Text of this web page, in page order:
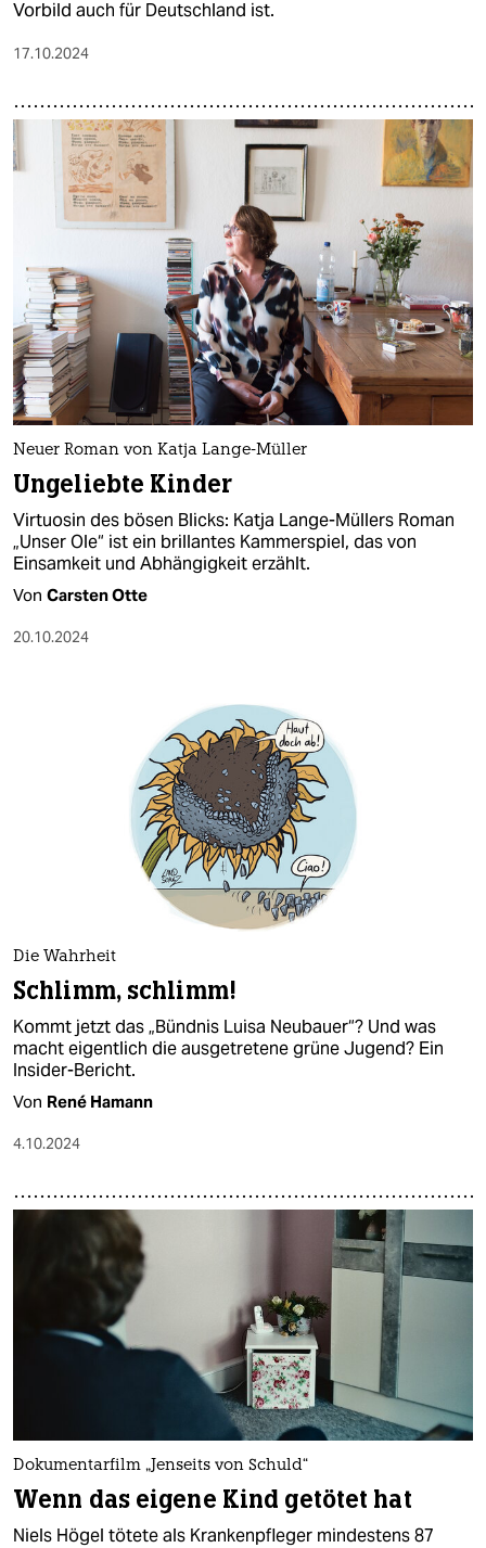
Vorbild auch für Deutschland ist.
17.10.2024
Neuer Roman von Katja Lange-Müller
Ungeliebte Kinder
Virtuosin des bösen Blicks: Katja Lange-Müllers Roman
„Unser Ole“ ist ein brillantes Kammerspiel, das von
Einsamkeit und Abhängigkeit erzählt.
Von Carsten Otte
20.10.2024
Die Wahrheit
Schlimm, schlimm!
Kommt jetzt das „Bündnis Luisa Neubauer“? Und was
macht eigentlich die ausgetretene grüne Jugend? Ein
Insider-Bericht.
Von René Hamann
4.10.2024
Dokumentarfilm „Jenseits von Schuld“
Wenn das eigene Kind getötet hat
Niels Högel tötete als Krankenpfleger mindestens 87